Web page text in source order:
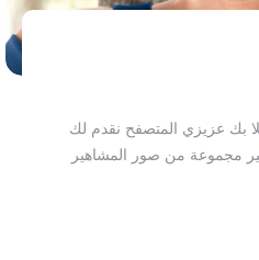
بك عزيزي المتصفح نقدم لك
مجموعة من صور المشاهير